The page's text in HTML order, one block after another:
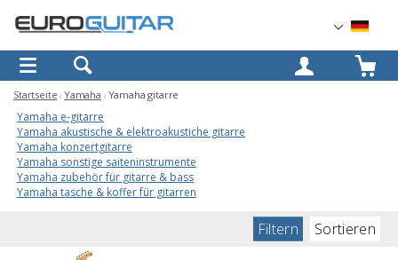
OK
Startseite Yamaha Yamaha gitarre
Yamaha e-gitarre
Yamaha akustische & elektroakustiche gitarre
Yamaha konzertgitarre
Yamaha sonstige saiteninstrumente
Yamaha zubehör für gitarre & bass
Yamaha tasche & koffer für gitarren
Filtern Sortieren